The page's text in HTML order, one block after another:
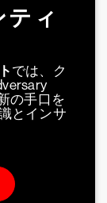
ィ
では、ク
の手口を
とインサ